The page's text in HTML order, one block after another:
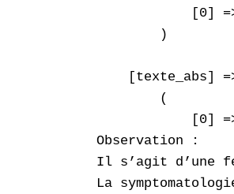
[0]
        )
[texte_abs]
        (
[0]
Observation :
Il s’agit d’une
La